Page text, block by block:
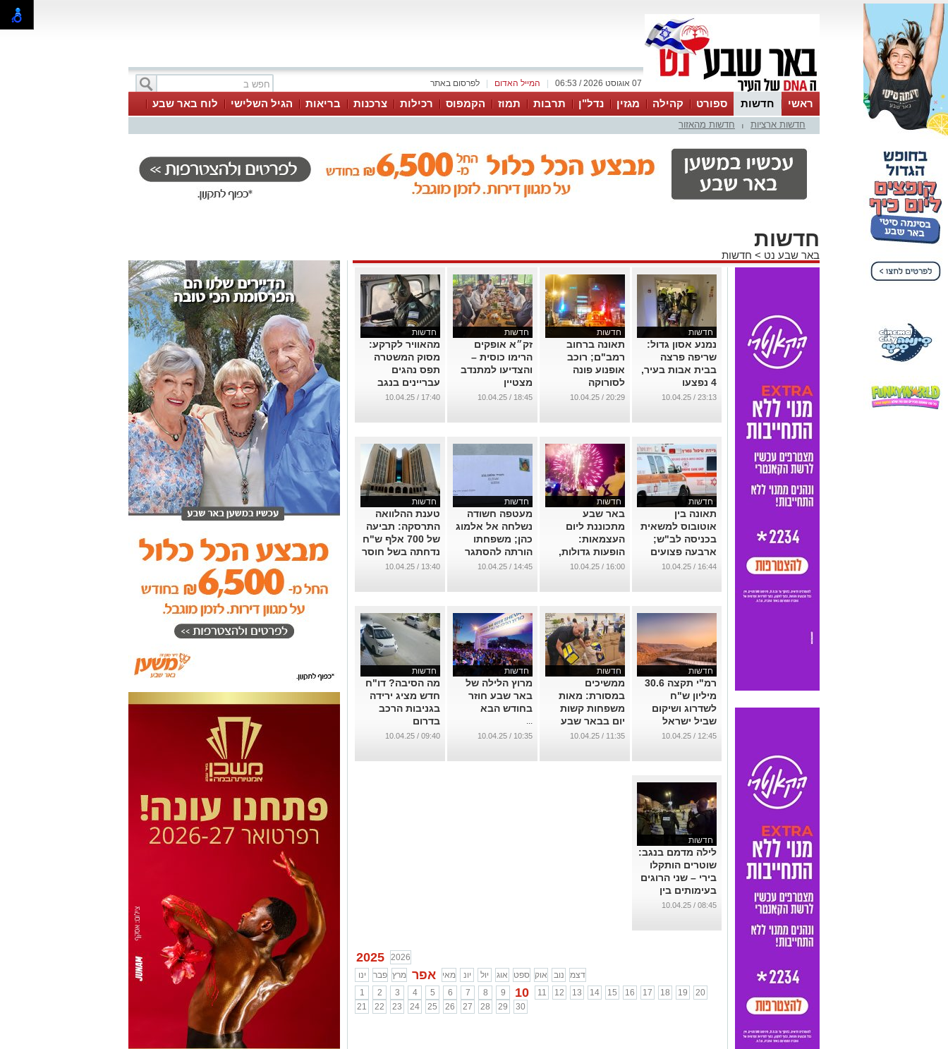
לפרסום באתר המייל האדום 07 אוגוסט 2026 / 06:53
ראשי חדשות ספורט קהילה מגזין נדל"ן תרבות תמוז הקמפוס רכילות צרכנות בריאות הגיל השלישי
לוח באר שבע
עסקים
טיפים והמלצותחדשות ארציות חדשות מהאזור
חדשות
באר שבע נט > חדשות
חדשות
נמנע אסון גדול:
שריפה פרצה
בבית אבות בעיר,
4 נפצעו
...
23:13 / 10.04.25
חדשות
תאונה ברחוב
רמב"ם; רוכב
אופנוע פונה
לסורוקה
...
20:29 / 10.04.25
חדשות
זק״א אופקים
הרימו כוסית –
והצדיעו למתנדב
מצטיין
...
18:45 / 10.04.25
חדשות
מהאוויר לקרקע:
מסוק המשטרה
תפס נהגים
עבריינים בנגב
...
17:40 / 10.04.25
חדשות
תאונה בין
אוטובוס למשאית
בכניסה לב"ש;
ארבעה פצועים
פונו לסורוקה
16:44 / 10.04.25
חדשות
באר שבע
מתכוננת ליום
העצמאות:
הופעות גדולות,
בלי זיקוקים
16:00 / 10.04.25
חדשות
מעטפה חשודה
נשלחה אל אלמוג
כהן; משפחתו
הורתה להסתגר
בביתם
14:45 / 10.04.25
חדשות
טענת ההלוואה
התרסקה: תביעה
של 700 אלף ש"ח
נדחתה בשל חוסר
הוכחות
13:40 / 10.04.25
חדשות
רמ"י תקצה 30.6
מיליון ש"ח
לשדרוג ושיקום
שביל ישראל
...
12:45 / 10.04.25
חדשות
ממשיכים
במסורת: מאות
משפחות קשות
יום בבאר שבע
ייהנו מארוחת חג
11:35 / 10.04.25
חדשות
מרוץ הלילה של
באר שבע חוזר
בחודש הבא
...
10:35 / 10.04.25
חדשות
מה הסיבה? דו"ח
חדש מציג ירידה
בגניבות הרכב
בדרום
...
09:40 / 10.04.25
חדשות
לילה מדמם בנגב:
שוטרים הותקלו
בירי – שני הרוגים
בעימותים בין
משפחות
08:45 / 10.04.25
2025
2026
ינו
פבר מרץ אפר מאי יונ יול אוג ספט אוק נוב
דצמ
1
2 3 4 5 6 7 8 9 10 11 12 13 14 15 16 17 18 19
20
21
22 23 24 25 26 27 28 29 30